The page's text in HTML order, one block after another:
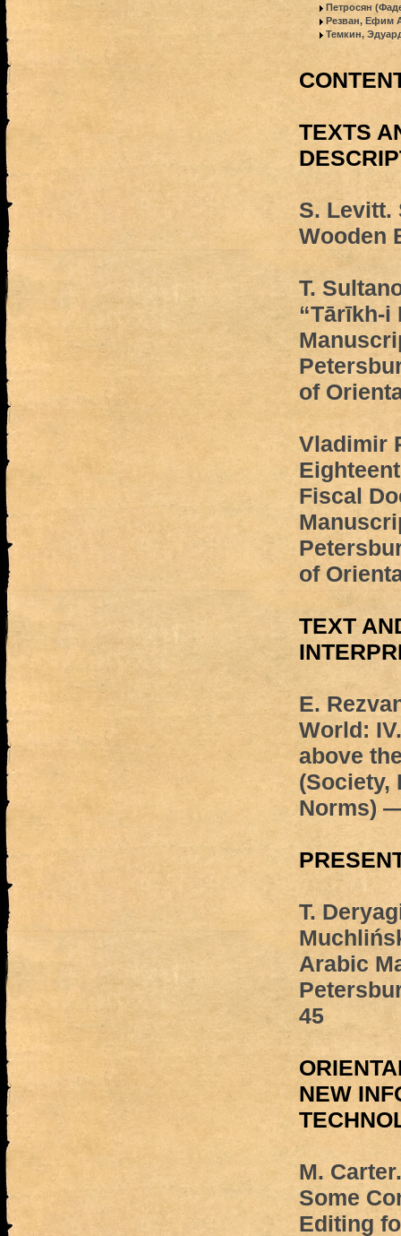
Петросян
Резван, Ефим
Темкин,
TEXTS
S. Levitt.
Wooden
T.
“Tārīkh-i
of
Vladimir
Fiscal
of
TEXT
E.
World:
above
(Society,
Norms)
T.
Arabic
45
NEW
M.
Some
Editing